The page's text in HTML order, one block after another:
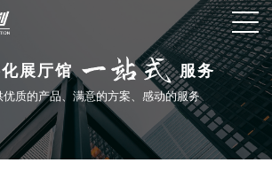
展厅馆 服务
优质的产品、满意的方案、感动的服务